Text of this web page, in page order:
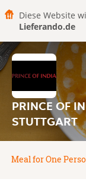
Diese Website
Lieferando.de
PRINCE OF
STUTTGART
Meal for One